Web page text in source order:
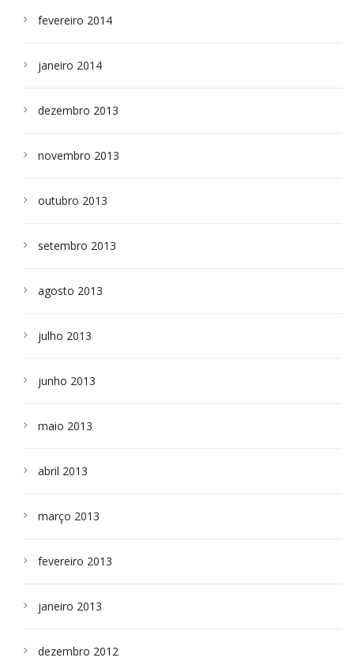
fevereiro 2014
janeiro 2014
dezembro 2013
novembro 2013
outubro 2013
setembro 2013
agosto 2013
julho 2013
junho 2013
maio 2013
abril 2013
março 2013
fevereiro 2013
janeiro 2013
dezembro 2012